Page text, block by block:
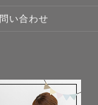
い合わせ